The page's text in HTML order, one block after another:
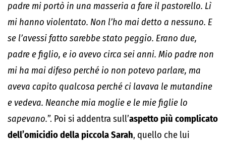
padre mi portò in una masseria a fare il pastorello. Lì
mi hanno violentato. Non l’ho mai detto a nessuno. E
se l’avessi fatto sarebbe stato peggio. Erano due,
padre e figlio, e io avevo circa sei anni. Mio padre non
mi ha mai difeso perché io non potevo parlare, ma
aveva capito qualcosa perché ci lavava le mutandine
e vedeva. Neanche mia moglie e le mie figlie lo
sapevano.”. Poi si addentra sull’aspetto più complicato
dell’omicidio della piccola Sarah, quello che lui